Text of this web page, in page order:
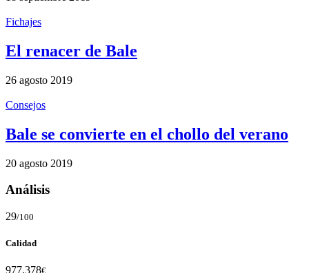
Fichajes
El renacer de Bale
26 agosto 2019
Consejos
Bale se convierte en el chollo del verano
20 agosto 2019
Análisis
29/100
Calidad
977.378€